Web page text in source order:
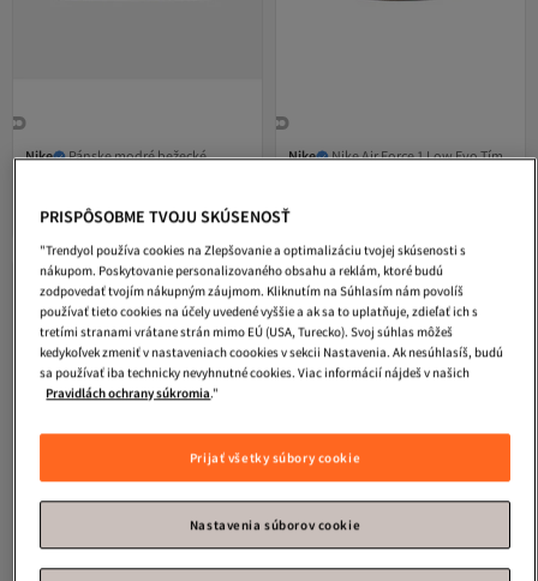
Nike
Pánske modré bežecké
Doručenie zdarma
167,21€
Nike
Nike Air Force 1 Low Evo Tím
PRISPÔSOBME TVOJU SKÚSENOSŤ
"Trendyol používa cookies na Zlepšovanie a optimalizáciu tvojej skúsenosti s
nákupom. Poskytovanie personalizovaného obsahu a reklám, ktoré budú
zodpovedať tvojím nákupným záujmom. Kliknutím na Súhlasím nám povolíš
používať tieto cookies na účely uvedené vyššie a ak sa to uplatňuje, zdieľať ich s
tretími stranami vrátane strán mimo EÚ (USA, Turecko). Svoj súhlas môžeš
kedykoľvek zmeniť v nastaveniach coookies v sekcii Nastavenia. Ak nesúhlasíš, budú
sa používať iba technicky nevyhnutné cookies. Viac informácií nájdeš v našich
Pravidlách ochrany súkromia."
Prijať všetky súbory cookie
Nastavenia súborov cookie